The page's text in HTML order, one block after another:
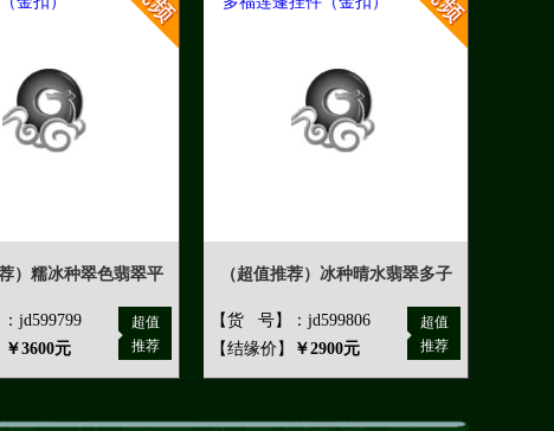
）糯冰种翠色翡翠平
jd599799
￥3600元
超值
推荐
（超值推荐）冰种晴水翡翠多子
【货 号】：jd599806
【结缘价】
￥2900元
超值
推荐